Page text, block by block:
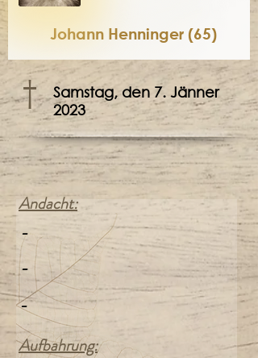
Johann Henninger (65)
Samstag, den 7. Jänner
2023
†
Andacht:
-
-
-
Aufbahrung: